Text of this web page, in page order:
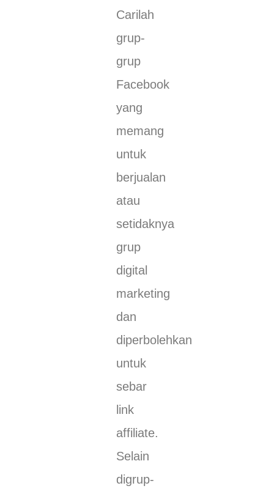
Carilah
grup-
grup
Facebook
yang
memang
untuk
berjualan
atau
setidaknya
grup
digital
marketing
dan
diperbolehkan
untuk
sebar
link
affiliate.
Selain
digrup-